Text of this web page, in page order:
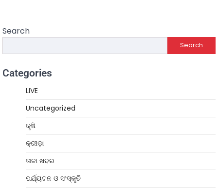
Search
Search
Categories
LIVE
Uncategorized
କୃଷି
କ୍ରୀଡ଼ା
ତାଜା ଖବର
ପର୍ଯ୍ୟଟନ ଓ ସଂସ୍କୃତି